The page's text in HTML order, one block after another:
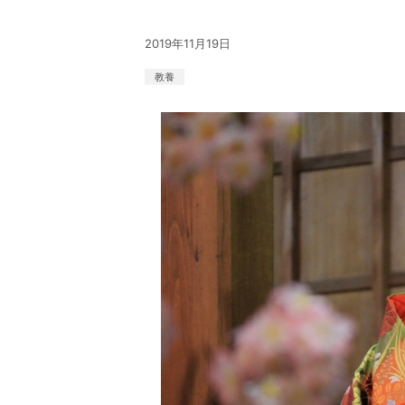
2019年11月19日
教養